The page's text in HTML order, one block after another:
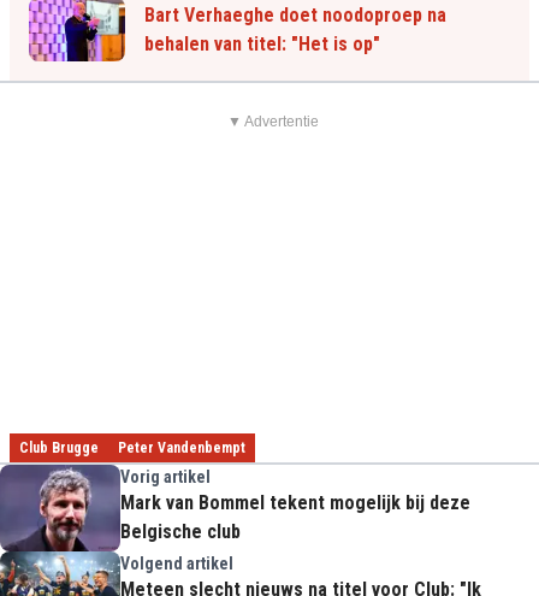
Bart Verhaeghe doet noodoproep na
behalen van titel: "Het is op"
▼ Advertentie
Club Brugge Peter Vandenbempt
Vorig artikel
Mark van Bommel tekent mogelijk bij deze
Belgische club
Volgend artikel
Meteen slecht nieuws na titel voor Club: "Ik